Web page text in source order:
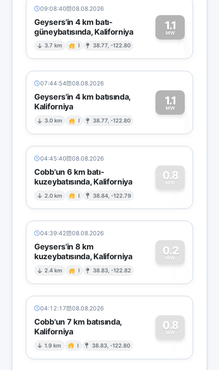
09:08:40 08.08.2026
Geysers'in 4 km batı-
güneybatısında, Kaliforniya
3.7 km I 38.77, -122.80
1.1
MW1
07:44:54 08.08.2026
Geysers'in 4 km batısında,
Kaliforniya
3.0 km I 38.77, -122.80
1.1
MW1
04:45:40 08.08.2026
Cobb'un 6 km batı-
kuzeybatısında, Kaliforniya
2.0 km I 38.84, -122.79
0.8
MW
0
04:39:42 08.08.2026
Geysers'in 8 km
kuzeybatısında, Kaliforniya
2.4 km I 38.83, -122.82
0.2
MW
0
04:12:17 08.08.2026
Cobb'un 7 km batısında,
Kaliforniya
1.9 km I 38.83, -122.80
0.8
MW
0